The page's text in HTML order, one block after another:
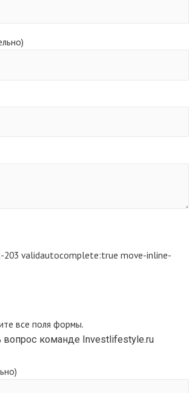
203 validautocomplete:true move-inline-
все поля формы.
вопрос команде Investlifestyle.ru